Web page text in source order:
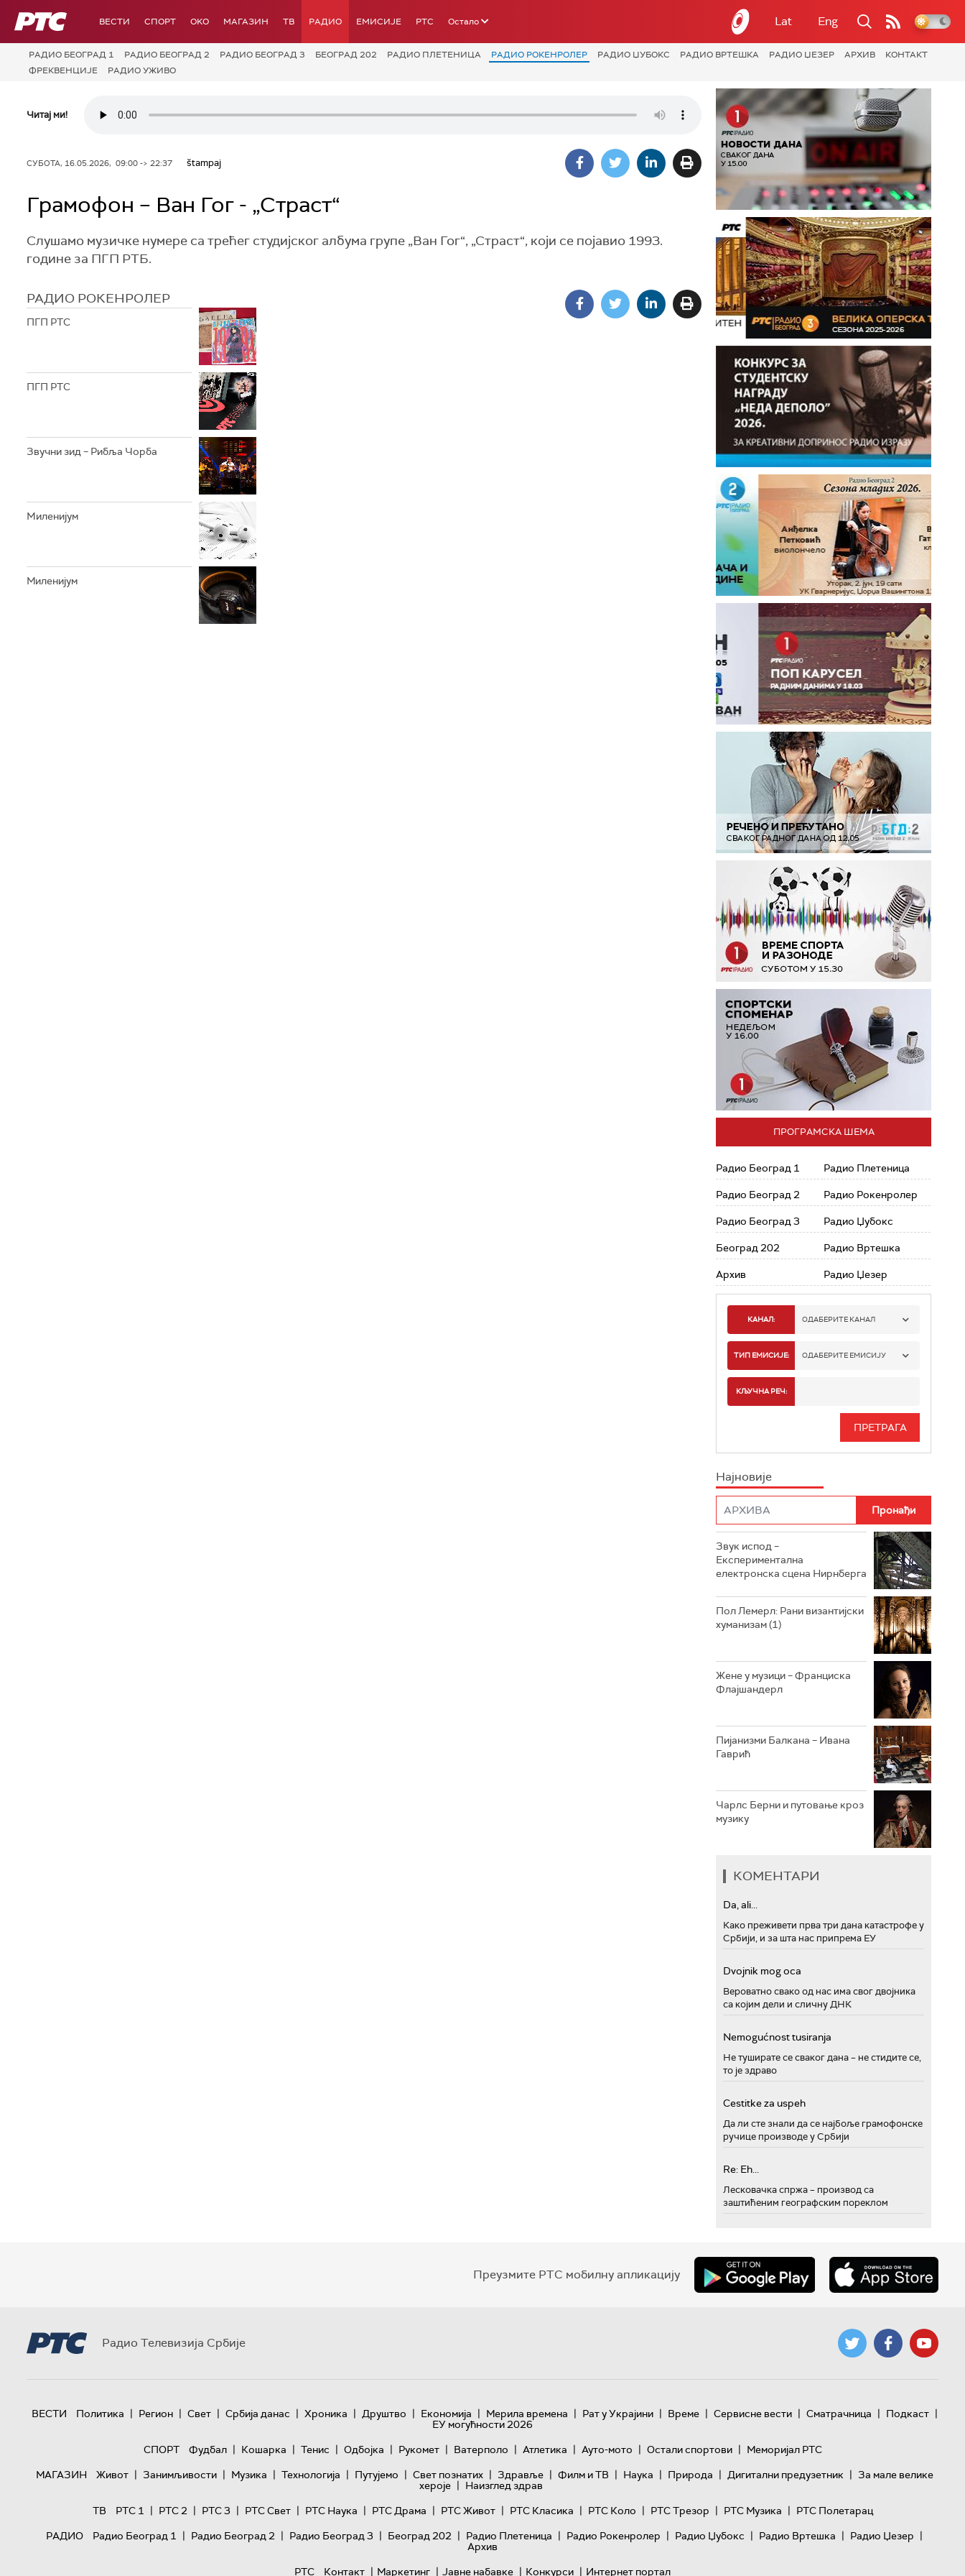
РТС ВЕСТИ СПОРТ OKO МАГАЗИН ТВ РАДИО ЕМИСИЈЕ РТС Остало Lat Eng
РАДИО БЕОГРАД 1 РАДИО БЕОГРАД 2 РАДИО БЕОГРАД 3 БЕОГРАД 202 РАДИО ПЛЕТЕНИЦА РАДИО РОКЕНРОЛЕР РАДИО ЏУБОКС РАДИО ВРТЕШКА РАДИО ЏЕЗЕР АРХИВ
КОНТАКТ
ФРЕКВЕНЦИЈЕ
РАДИО УЖИВО
Читај ми!
СУБОТА, 16.05.2026, 09:00 -> 22:37 štampaj
Грамофон – Ван Гог - „Страст“
Слушамо музичке нумере са трећег студијског албума групе „Ван Гог“, „Страст“, који се појавио 1993.
године за ПГП РТБ.
РАДИО РОКЕНРОЛЕР
ПГП РТС
ПГП РТС
Звучни зид – Рибља Чорба
Mиленијум
Миленијум
ПРОГРАМСКА ШЕМА
Радио Београд 1
Радио Београд 2
Радио Београд 3
Београд 202
Архив
Радио Плетеница
Радио Рокенролер
Радио Џубокс
Радио Вртешка
Радио Џезер
КАНАЛ: ОДАБЕРИТЕ КАНАЛ
РАДИО БЕОГРАД 1
РАДИО БЕОГРАД 3
РАДИО РОКЕНРОЛЕР
РАДИО ЏУБОКС
РАДИО ВРТЕШКА
РАДИО ЏЕЗЕР
ТИП ЕМИСИЈЕ: ОДАБЕРИТЕ ЕМИСИЈУ
ИНФО
КЉУЧНА РЕЧ:
Најновије
Звук испод –
Експериментална
електронска сцена Нирнберга
Пол Лемерл: Рани византијски
хуманизам (1)
Жене у музици – Франциска
Флајшандерл
Пијанизми Балкана – Ивана
Гаврић
Чарлс Берни и путовање кроз
музику
КОМЕНТАРИ
Da, ali...
Како преживети прва три дана катастрофе у
Србији, и за шта нас припрема ЕУ
Dvojnik mog oca
Вероватно свако од нас има свог двојника
са којим дели и сличну ДНК
Nemogućnost tusiranja
Не туширате се сваког дана – не стидите се,
то је здраво
Cestitke za uspeh
Да ли сте знали да се најбоље грамофонске
ручице производе у Србији
Re: Eh...
Лесковачка спржа – производ са
заштићеним географским пореклом
Преузмите РТС мобилну апликацију
Радио Телевизија Србије
ВЕСТИ Политика | Регион | Свет | Србија данас | Хроника | Друштво | Економија | Мерила времена | Рат у Украјини | Време | Сервисне вести | Сматрачница | Подкаст |
ЕУ могућности 2026
СПОРТ
Фудбал | Кошарка | Тенис | Одбојка | Рукомет | Ватерполо | Атлетика | Ауто-мото | Остали спортови | Меморијал РТС
МАГАЗИН
Живот | Занимљивости | Музика | Технологијa | Путујемо | Свет познатих | Здравље | Филм и ТВ | Наука | Природа | Дигитални предузетник | За мале велике
хероје | Наизглед здрав
ТВ
РТС 1 | РТС 2 | РТС 3 | РТС Свет | РТС Наука | РТС Драма | РТС Живот | РТС Класика | РТС Коло | РТС Трезор | РТС Музика | РТС Полетарац
РАДИО
Радио Београд 1 | Радио Београд 2 | Радио Београд 3 | Београд 202 | Радио Плетеница | Радио Рокенролер | Радио Џубокс | Радио Вртешка | Радио Џезер |
Архив
РТС
Контакт | Маркетинг | Јавне набавке | Конкурси | Интернет портал